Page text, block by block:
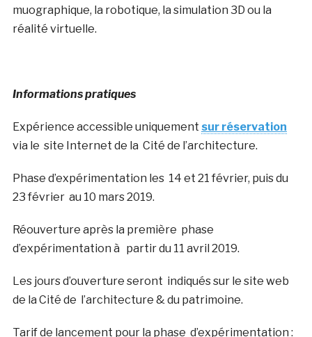
muographique, la robotique, la simulation 3D ou la
réalité virtuelle.
Informations pratiques
Expérience accessible uniquement sur réservation
via le site Internet de la Cité de l’architecture.
Phase d’expérimentation les 14 et 21 février, puis du
23 février au 10 mars 2019.
Réouverture après la première phase
d’expérimentation à partir du 11 avril 2019.
Les jours d’ouverture seront indiqués sur le site web
de la Cité de l’architecture & du patrimoine.
Tarif de lancement pour la phase d’expérimentation :